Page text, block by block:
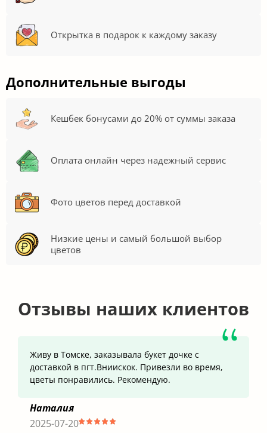
Открытка в подарок к каждому заказу
Дополнительные выгоды
Кешбек бонусами до 20% от суммы заказа
Оплата онлайн через надежный сервис
Фото цветов перед доставкой
Низкие цены и самый большой выбор
цветов
Отзывы наших клиентов
Живу в Томске, заказывала букет дочке с
доставкой в пгт.Вниискок. Привезли во время,
цветы понравились. Рекомендую.
Наталия
2025-07-20